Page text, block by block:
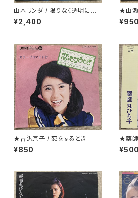
山本リンダ / 限りなく透明に近
いダンス
¥2,400
★山
e
¥950
★吉沢京子 / 恋をするとき
¥850
★薬師
クリア
¥500